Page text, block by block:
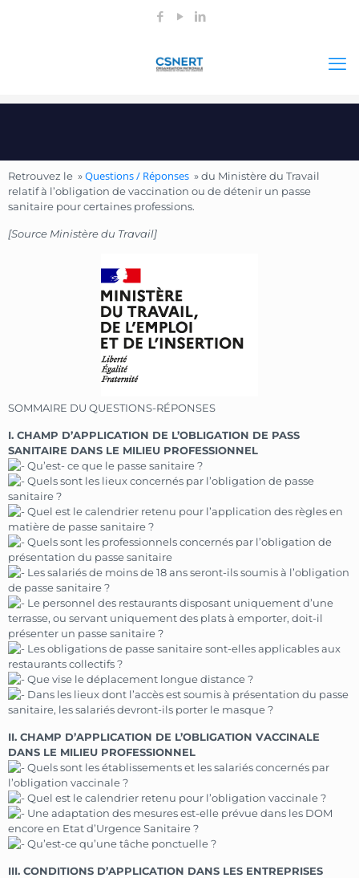
Retrouvez le »Questions / Réponses » du Ministère du Travail
relatif à l’obligation de vaccination ou de détenir un passe
sanitaire pour certaines professions.
[Source Ministère du Travail]
SOMMAIRE DU QUESTIONS-RÉPONSES
I. CHAMP D’APPLICATION DE L’OBLIGATION DE PASS
SANITAIRE DANS LE MILIEU PROFESSIONNEL
Qu’est- ce que le passe sanitaire ?
Quels sont les lieux concernés par l’obligation de passe
sanitaire ?
Quel est le calendrier retenu pour l’application des règles en
matière de passe sanitaire ?
Quels sont les professionnels concernés par l’obligation de
présentation du passe sanitaire
Les salariés de moins de 18 ans seront-ils soumis à l’obligation
de passe sanitaire ?
Le personnel des restaurants disposant uniquement d’une
terrasse, ou servant uniquement des plats à emporter, doit-il
présenter un passe sanitaire ?
Les obligations de passe sanitaire sont-elles applicables aux
restaurants collectifs ?
Que vise le déplacement longue distance ?
Dans les lieux dont l’accès est soumis à présentation du passe
sanitaire, les salariés devront-ils porter le masque ?
II. CHAMP D’APPLICATION DE L’OBLIGATION VACCINALE
DANS LE MILIEU PROFESSIONNEL
Quels sont les établissements et les salariés concernés par
l’obligation vaccinale ?
Quel est le calendrier retenu pour l’obligation vaccinale ?
Une adaptation des mesures est-elle prévue dans les DOM
encore en Etat d’Urgence Sanitaire ?
Qu’est-ce qu’une tâche ponctuelle ?
III. CONDITIONS D’APPLICATION DANS LES ENTREPRISES